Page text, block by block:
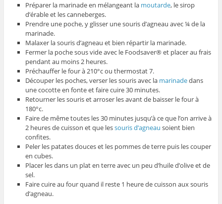
Préparer la marinade en mélangeant la moutarde, le sirop
d’érable et les canneberges.
Prendre une poche, y glisser une souris d’agneau avec ¼ de la
marinade.
Malaxer la souris d’agneau et bien répartir la marinade.
Fermer la poche sous vide avec le Foodsaver® et placer au frais
pendant au moins 2 heures.
Préchauffer le four à 210°c ou thermostat 7.
Découper les poches, verser les souris avec la marinadedans
une cocotte en fonte et faire cuire 30 minutes.
Retourner les souris et arroser les avant de baisser le four à
180°c.
Faire de même toutes les 30 minutes jusqu’à ce que l’on arrive à
2 heures de cuisson et que lessouris d’agneau soient bien
confites.
Peler les patates douces et les pommes de terre puis les couper
en cubes.
Placer les dans un plat en terre avec un peu d’huile d’olive et de
sel.
Faire cuire au four quand il reste 1 heure de cuisson aux souris
d’agneau.